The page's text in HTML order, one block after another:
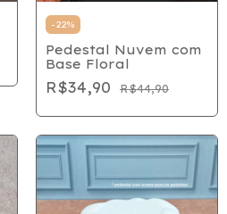
-22%
Pedestal Nuvem com
Base Floral
R$34,90 R$44,90